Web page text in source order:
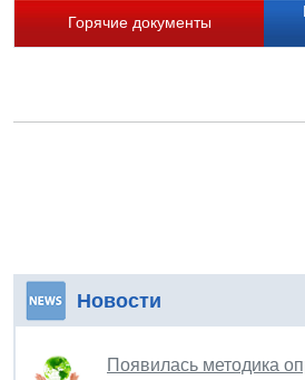
Горячие документы
Новости
Появилась методика